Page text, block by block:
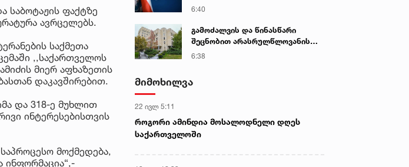
საბოტაჟის ფაქტზე
ავრცელებს.
საქმეთა
,,საქართველოს
მიერ აფხაზეთის
დაკავშირებით.
და 318-ე მუხლით
ინტერესებისთვის
მოქმედება,
ინფორმაცია“,-
ალკოჰოლური სასმელებისა და
დამზადება-გასაღების ფაქტზე 3
პირი დააკავა
6:40
გამოძალვის და წინასწარი
შეცნობით არასრულწლოვანის
გამოსახულების შემცველი
გავრცელების ფაქტებზე, ერთ
6:38
მიმოხილვა
22 ივლ 5:11
როგორი ამინდია მოსალოდნელი დღეს
საქართველოში